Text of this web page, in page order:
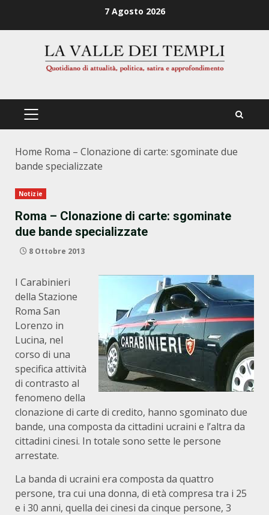
7 Agosto 2026
PRIMÄRES
Home Roma – Clonazione di carte: sgominate due
bande specializzate
Notizie
Roma – Clonazione di carte: sgominate
due bande specializzate
8 Ottobre 2013
I Carabinieri
della Stazione
Roma San
Lorenzo in
Lucina, nel
corso di una
specifica attività
di contrasto al
fenomeno della
clonazione di carte di credito, hanno sgominato due
bande, una composta da cittadini ucraini e l’altra da
cittadini cinesi. In totale sono sette le persone
arrestate.
La banda di ucraini era composta da quattro
persone, tra cui una donna, di età compresa tra i 25
e i 30 anni, quella dei cinesi da cinque persone, 3